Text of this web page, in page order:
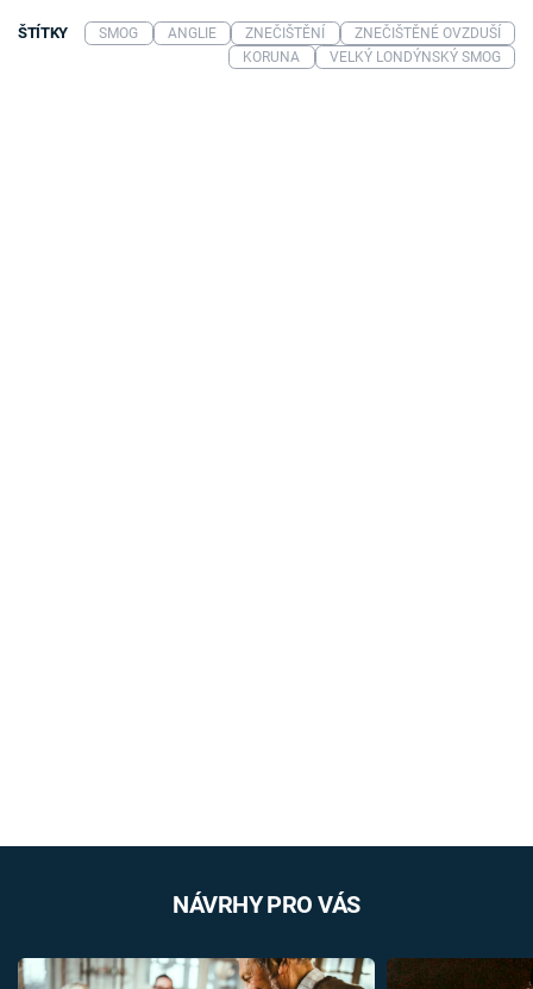
ŠTÍTKY SMOG ANGLIE ZNEČIŠTĚNÍ
ZNEČIŠTĚNÉ OVZDUŠÍ
KORUNA
VELKÝ LONDÝNSKÝ SMOG
NÁVRHY PRO VÁS